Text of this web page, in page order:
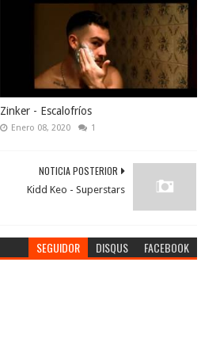
Zinker - Escalofríos
Enero 08, 2020 1
NOTICIA POSTERIOR
Kidd Keo - Superstars
SEGUIDOR DISQUS FACEBOOK